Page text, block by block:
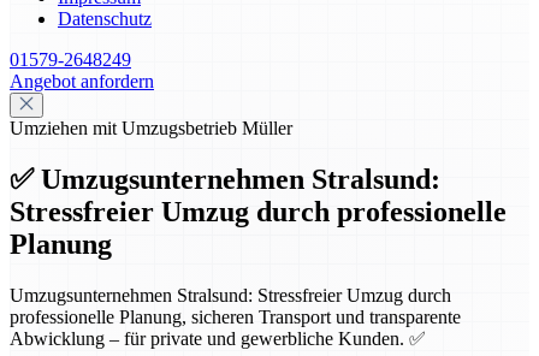
Datenschutz
01579-2648249
Angebot anfordern
Umziehen mit Umzugsbetrieb Müller
✅ Umzugsunternehmen Stralsund:
Stressfreier Umzug durch professionelle
Planung
Umzugsunternehmen Stralsund: Stressfreier Umzug durch
professionelle Planung, sicheren Transport und transparente
Abwicklung – für private und gewerbliche Kunden. ✅